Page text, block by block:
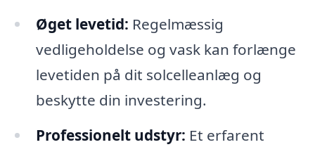
Øget levetid: Regelmæssig
vedligeholdelse og vask kan forlænge
levetiden på dit solcelleanlæg og
beskytte din investering.
Professionelt udstyr: Et erfarent